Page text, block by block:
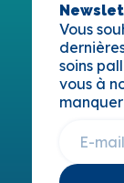
Vous
soins
vous à
manquer